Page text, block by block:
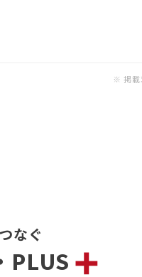
※ 掲載
なぐ
PLUS